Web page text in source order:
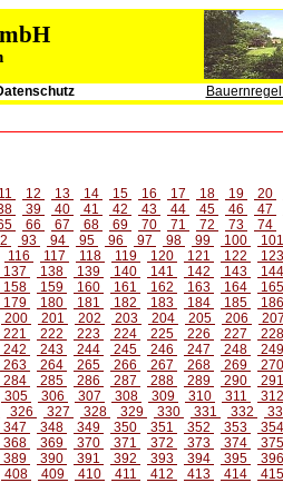
11 12 13 14 15 16 17 18 19 20
39 40 41 42 43 44 45 46 47
66 67 68 69 70 71 72 73 74
93 94 95 96 97 98 99 100 101
116 117 118 119 120 121 122 123
137 138 139 140 141 142 143 144
158 159 160 161 162 163 164 165
179 180 181 182 183 184 185 186
200 201 202 203 204 205 206 207
221 222 223 224 225 226 227 228
242 243 244 245 246 247 248 249
263 264 265 266 267 268 269 270
284 285 286 287 288 289 290 291
305 306 307 308 309 310 311 312
326 327 328 329 330 331 332
347 348 349 350 351 352 353 354
368 369 370 371 372 373 374 375
389 390 391 392 393 394 395 396
408 409 410 411 412 413 414 415